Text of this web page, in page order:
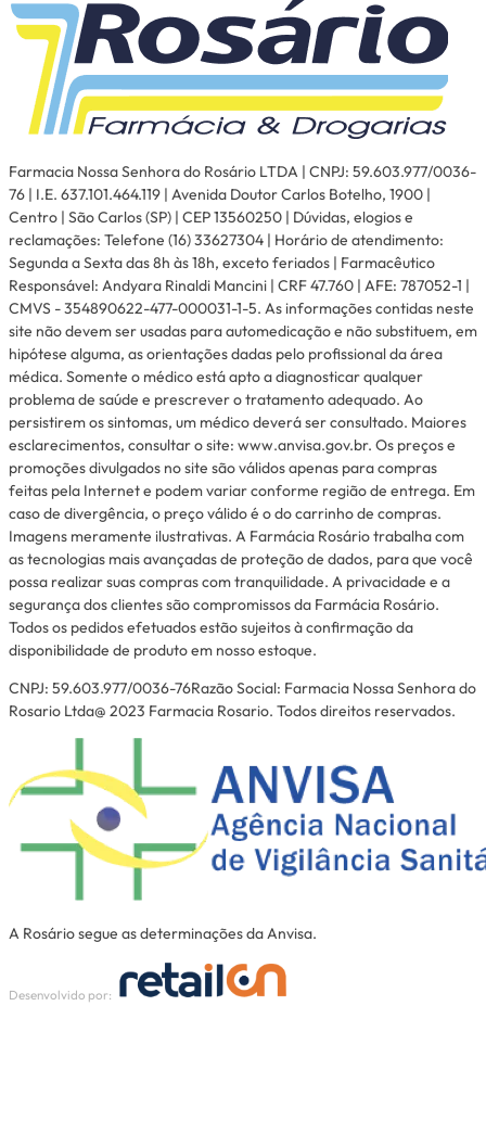
Farmacia Nossa Senhora do Rosário LTDA | CNPJ: 59.603.977/0036-
76 | I.E. 637.101.464.119 | Avenida Doutor Carlos Botelho, 1900 |
Centro | São Carlos (SP) | CEP 13560250 | Dúvidas, elogios e
reclamações: Telefone (16) 33627304 | Horário de atendimento:
Segunda a Sexta das 8h às 18h, exceto feriados | Farmacêutico
Responsável: Andyara Rinaldi Mancini | CRF 47.760 | AFE: 787052-1 |
CMVS - 354890622-477-000031-1-5. As informações contidas neste
site não devem ser usadas para automedicação e não substituem, em
hipótese alguma, as orientações dadas pelo profissional da área
médica. Somente o médico está apto a diagnosticar qualquer
problema de saúde e prescrever o tratamento adequado. Ao
persistirem os sintomas, um médico deverá ser consultado. Maiores
esclarecimentos, consultar o site: www.anvisa.gov.br. Os preços e
promoções divulgados no site são válidos apenas para compras
feitas pela Internet e podem variar conforme região de entrega. Em
caso de divergência, o preço válido é o do carrinho de compras.
Imagens meramente ilustrativas. A Farmácia Rosário trabalha com
as tecnologias mais avançadas de proteção de dados, para que você
possa realizar suas compras com tranquilidade. A privacidade e a
segurança dos clientes são compromissos da Farmácia Rosário.
Todos os pedidos efetuados estão sujeitos à confirmação da
disponibilidade de produto em nosso estoque.
CNPJ: 59.603.977/0036-76Razão Social: Farmacia Nossa Senhora do
Rosario Ltda@ 2023 Farmacia Rosario. Todos direitos reservados.
A Rosário segue as determinações da Anvisa.
Desenvolvido por: